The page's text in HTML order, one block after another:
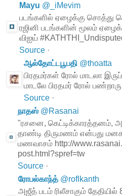
Mayu @ _iMevim
படங்களில் ஏழைக்கு சொத்து
ரஜினி படங்களின் மூலம்
விஐய்
Source ·
ஆல்தோட்டபூபதி @thoatta
பிரதமர்கள் ரோல் மாடலா
மாடலே பிரதமர் ரோல்
Source ·
நாதஸ் @Rasanai
"ரசனை, கெட்டிக்காரத்தனம்,
தாண்டி திருமணம் என்பது
மணவாசம் http://
post.html?spref=tw
Source ·
ரோபல்காந்த் @roflkanth
அஜீத் படம் ரிலீசாகும் தேதியில்